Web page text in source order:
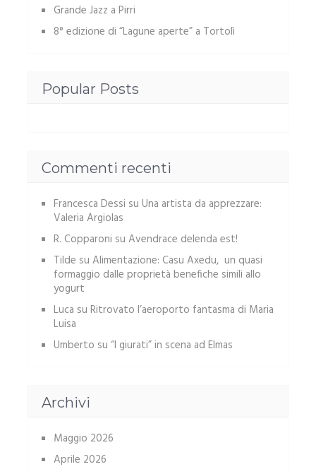
Grande Jazz a Pirri
8° edizione di “Lagune aperte” a Tortolì
Popular Posts
Commenti recenti
Francesca Dessi su Una artista da apprezzare:
Valeria Argiolas
R. Copparoni su Avendrace delenda est!
Tilde su Alimentazione: Casu Axedu, un quasi
formaggio dalle proprietà benefiche simili allo
yogurt
Luca su Ritrovato l’aeroporto fantasma di Maria
Luisa
Umberto su “I giurati” in scena ad Elmas
Archivi
Maggio 2026
Aprile 2026